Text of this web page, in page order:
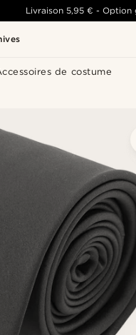
de costume
Livraison 5,95 € -Option